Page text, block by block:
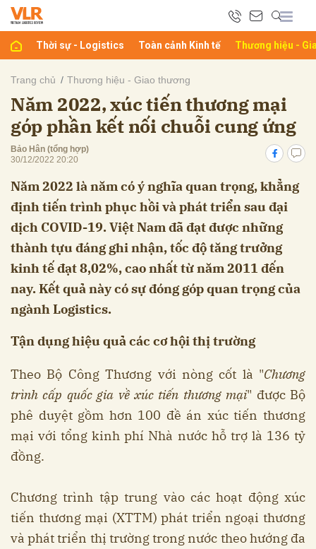
Thời sự - Logistics Toàn cảnh Kinh tế Thương hiệu -
Trang chủ Thương hiệu - Giao thương
Năm 2022, xúc tiến thương mại
góp phần kết nối chuỗi cung ứng
Bảo Hân (tổng hợp)
30/12/2022 20:20
Năm 2022 là năm có ý nghĩa quan trọng, khẳng
định tiến trình phục hồi và phát triển sau đại
dịch COVID-19. Việt Nam đã đạt được những
thành tựu đáng ghi nhận, tốc độ tăng trưởng
kinh tế đạt 8,02%, cao nhất từ năm 2011 đến
nay. Kết quả này có sự đóng góp quan trọng của
ngành Logistics.
Tận dụng hiệu quả các cơ hội thị trường
Theo Bộ Công Thương với nòng cốt là "Chương
trình cấp quốc gia về xúc tiến thương mại" được Bộ
phê duyệt gồm hơn 100 đề án xúc tiến thương
mại với tổng kinh phí Nhà nước hỗ trợ là 136 tỷ
đồng.
Chương trình tập trung vào các hoạt động xúc
tiến thương mại (XTTM) phát triển ngoại thương
và phát triển thị trường trong nước theo hướng đa
luận
Hủy